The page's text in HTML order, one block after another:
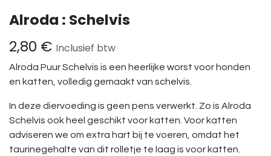
Alroda : Schelvis
2,80 € Inclusief btw
Alroda Puur Schelvis is een heerlijke worst voor honden
en katten, volledig gemaakt van schelvis.
In deze diervoeding is geen pens verwerkt. Zo is Alroda
Schelvis ook heel geschikt voor katten. Voor katten
adviseren we om extra hart bij te voeren, omdat het
taurinegehalte van dit rolletje te laag is voor katten.